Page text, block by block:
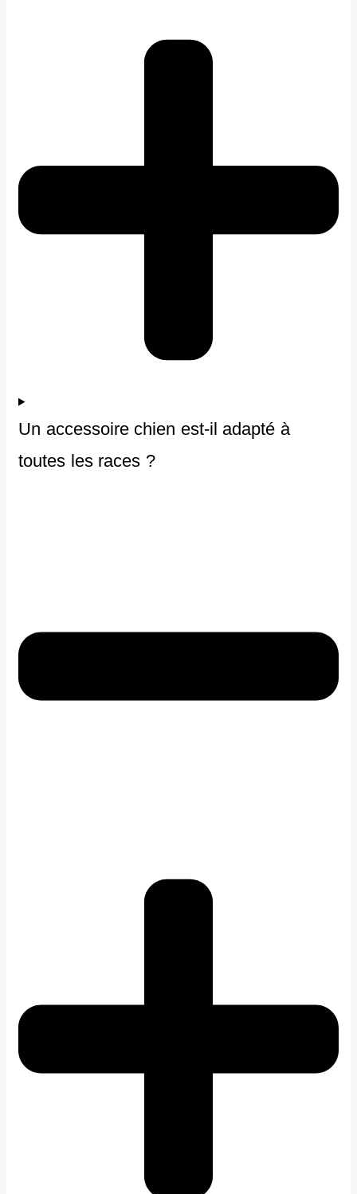
Un accessoire chien est-il adapté à
toutes les races ?